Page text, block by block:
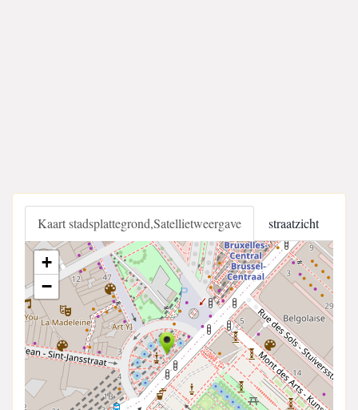
Kaart stadsplattegrond,Satellietweergave straatzicht
+
−